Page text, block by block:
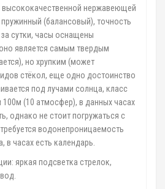
высококачественной нержавеющей
(балансовый), точность
сутки, часы оснащены
является самым твердым
но хрупким (может
стёкол, еще одно достоинство
под лучами солнца, класс
(10 атмосфер), в данных часах
однако не стоит погружаться с
водонепроницаемость
в часах есть календарь.
яркая подсветка стрелок,